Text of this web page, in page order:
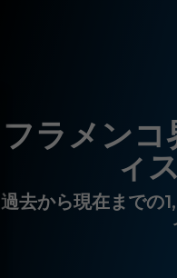
フラメンコ
ィ
過去から現在までの